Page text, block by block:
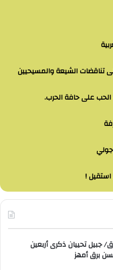
تناقضات الشيعة والمسيحيين
على حافة الحرب.
جولي
استقيل !
جبيل تحييان ذكرى أربعين
برق أمهز